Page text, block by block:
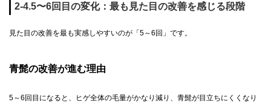
2-4.5〜6回目の変化：最も見た目の改善を感じる段階
見た目の改善を最も実感しやすいのが「5～6回」です。
青髭の改善が進む理由
5～6回目になると、ヒゲ全体の毛量がかなり減り、青髭が目立ちにくくなり